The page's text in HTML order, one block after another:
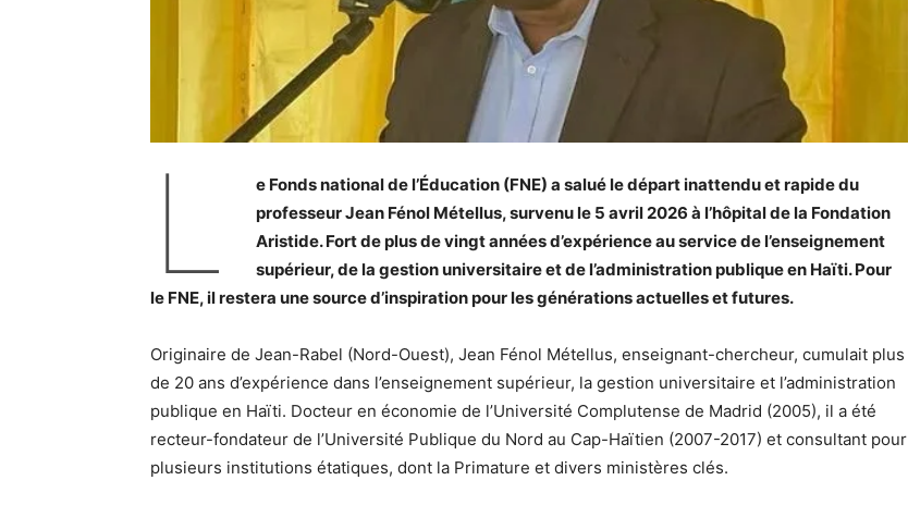
L
e Fonds national de l’Éducation (FNE) a salué le départ inattendu et rapide du
professeur Jean Fénol Métellus, survenu le 5 avril 2026 à l’hôpital de la Fondation
Aristide. Fort de plus de vingt années d’expérience au service de l’enseignement
supérieur, de la gestion universitaire et de l’administration publique en Haïti. Pour
le FNE, il restera une source d’inspiration pour les générations actuelles et futures.
Originaire de Jean-Rabel (Nord-Ouest), Jean Fénol Métellus, enseignant-chercheur, cumulait plus
de 20 ans d’expérience dans l’enseignement supérieur, la gestion universitaire et l’administration
publique en Haïti. Docteur en économie de l’Université Complutense de Madrid (2005), il a été
recteur-fondateur de l’Université Publique du Nord au Cap-Haïtien (2007-2017) et consultant pour
plusieurs institutions étatiques, dont la Primature et divers ministères clés.